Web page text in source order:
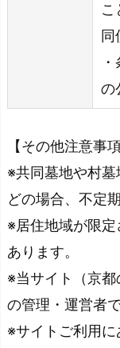
こ
同
の
【その他注意事項
※共同墓地や村
どの場合、不定
※居住地域が限
あります。
※当サイト（京
の管理・運営者
※サイトご利用